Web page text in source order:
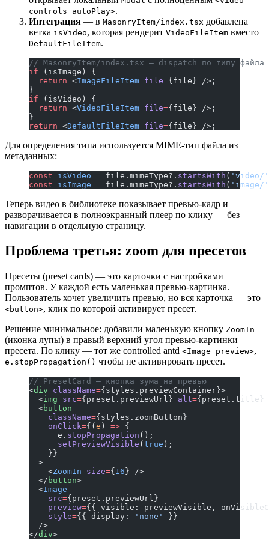
controls autoPlay>.
Интеграция — в MasonryItem/index.tsx добавлена
ветка isVideo, которая рендерит VideoFileItem вместо
DefaultFileItem.
// MasonryItem/index.tsx — dispatch по типу файла
if (isImage) {
  return
<ImageFileItem file={file} />;
}
if (isVideo) {
  return
<VideoFileItem file={file} />;
}
return <DefaultFileItem file={file} />;
Для определения типа используется MIME-тип файла из
метаданных:
const isVideo = file.mimeType?. startsWith ( 'video/'
const isImage = file.mimeType?. startsWith ( 'image/'
Теперь видео в библиотеке показывает превью-кадр и
разворачивается в полноэкранный плеер по клику — без
навигации в отдельную страницу.
Проблема третья: zoom для пресетов
Пресеты (preset cards) — это карточки с настройками
промптов. У каждой есть маленькая превью-картинка.
Пользователь хочет увеличить превью, но вся карточка — это
<button>, клик по которой активирует пресет.
Решение минимальное: добавили маленькую кнопку ZoomIn
(иконка лупы) в правый верхний угол превью-картинки
пресета. По клику — тот же controlled antd <Image preview>,
e.stopPropagation() чтобы не активировать пресет.
// PresetCard — кнопка зума на превью
<div className={styles.previewContainer}>
  <
img src={preset.previewUrl} alt={preset.title}
  <
button
    className
={styles.zoomButton}
    onClick
={( e ) => {
      e.
stopPropagation ();
      setPreviewVisible
( true );
    }}
  >
    <
ZoomIn size={ 16 } />
  </
button>
  <
Image
    src
={preset.previewUrl}
    preview
={{ visible: previewVisible,
    style
={{ display: 'none'
}}
  />
</div>